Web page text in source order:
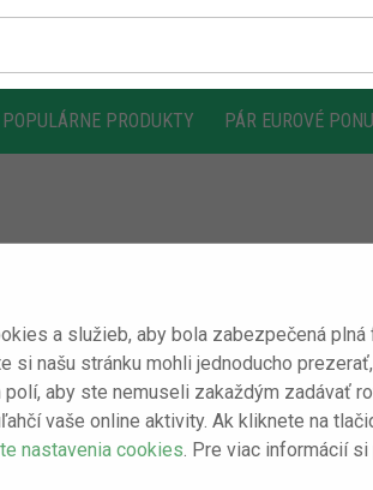
a služieb, aby bola zabezpečená
našu stránku mohli jednoducho
aby ste nemuseli zakaždým zadávať
vaše online aktivity. Ak kliknete na
nastavenia cookies . Pre viac informácií
POPULÁRNE PRODUKTY PÁR EUROVÉ